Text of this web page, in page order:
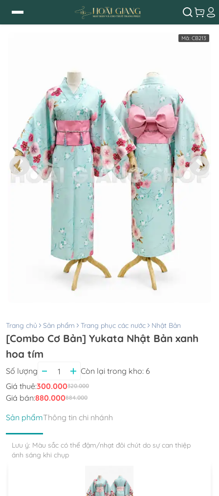
Mã: CB213
Trang chủ Sản phẩm Trang phục các nước Nhật Bản
[Combo Cơ Bản] Yukata Nhật Bản xanh
hoa tím
Số lượng Còn lại trong kho: 6
Giá thuê:300.000320.000
Giá bán:880.000884.000
Sản phẩmThông tin chi nhánh
Lưu ý: Màu sắc có thể đậm/nhạt đôi chút do sự can thiệp
ánh sáng khi chụp